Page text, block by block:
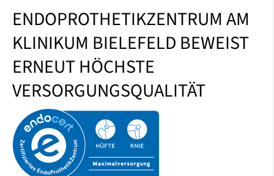
ENDOPROTHETIKZENTRUM AM
KLINIKUM BIELEFELD BEWEIST
ERNEUT HÖCHSTE
VERSORGUNGSQUALITÄT